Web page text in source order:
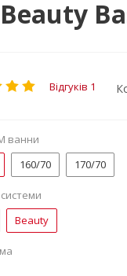
Відгуків 1
ванни
160/70 170/70
Beauty